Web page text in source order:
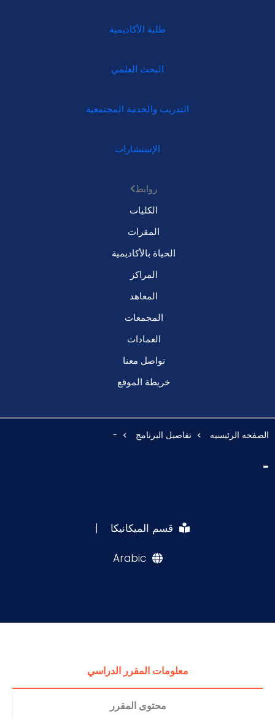
طلبة الأكاديمية
البحث العلمي
التدريب والخدمة المجتمعية
الإستشارات
روابط
الكليات
المقرات
الحياة بالأكاديمية
المراكز
المعاهد
المجمعات
العمادات
تواصل معنا
خريطة الموقع
الصفحه الرئيسيه تفاصيل البرنامج -
-
قسم الميكانيكا |
Arabic
معلومات المقرر الدراسي
محتوى المقرر